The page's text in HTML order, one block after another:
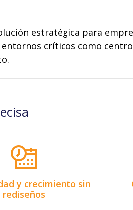
estratégica para
críticos como
y crecimiento sin
rediseños